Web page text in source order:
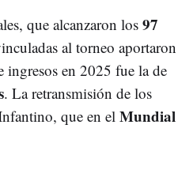
que alcanzaron los 97
al torneo aportaron
en 2025 fue la de
. La retransmisión de los
que en el Mundial